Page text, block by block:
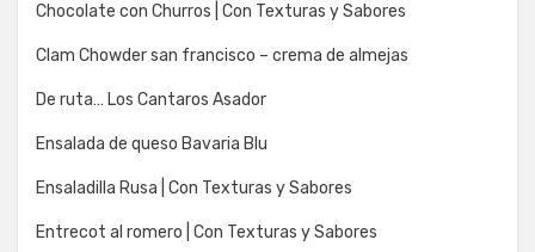
Chocolate con Churros | Con Texturas y Sabores
Clam Chowder san francisco – crema de almejas
De ruta… Los Cantaros Asador
Ensalada de queso Bavaria Blu
Ensaladilla Rusa | Con Texturas y Sabores
Entrecot al romero | Con Texturas y Sabores